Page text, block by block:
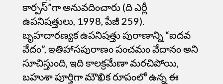
కార్పస్”గా అనువదించారు (ది ఎర్లీ
ఉపనిషత్తులు, 1998, పేజీ 259).
బృహదారణ్యక ఉపనిషత్తు పురాణాన్ని “ఐదవ
వేదం”, ఇతిహాసపురాణం పంచమం వేదానం అని
సూచిస్తుంది, ఇది కాలక్రమేణా మరచిపోయి,
బహుశా పూర్తిగా మౌఖిక రూపంలో ఉన్న ఈ